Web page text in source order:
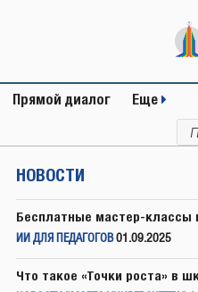
Прямой диалог Еще
НОВОСТИ
Бесплатные мастер-классы
ИИ ДЛЯ ПЕДАГОГОВ 01.09.2025
Что такое «Точки роста» в